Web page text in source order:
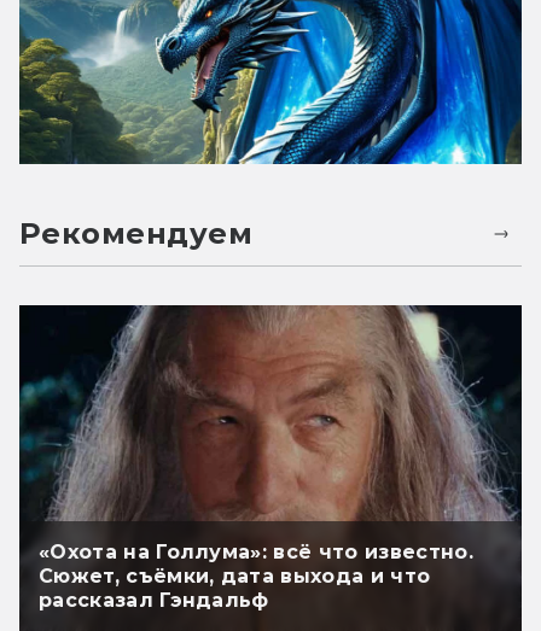
Рекомендуем
«Охота на Голлума»: всё что известно.
Сюжет, съёмки, дата выхода и что
рассказал Гэндальф